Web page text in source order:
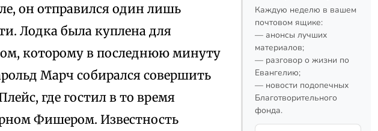
он отправился один лишь
Лодка была куплена для
которому в последнюю минуту
Марч собирался совершить
где гостил в то время
Фишером. Известность
Каждую неделю в вашем
почтовом ящике:
— анонсы лучших
материалов;
— разговор о жизни по
Евангелию;
— новости подопечных
Благотворительного
фонда.